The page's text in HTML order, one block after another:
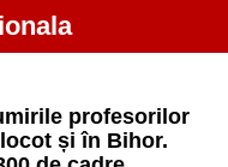
profesorilor
și în Bihor.